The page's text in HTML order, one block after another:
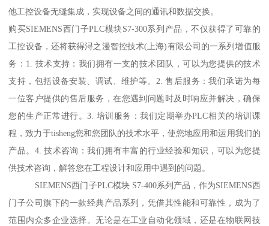
他工控设备无缝集成，实现设备之间的通讯和数据交换。
购买SIEMENS西门子PLC模块S7-300系列产品，不仅获得了可靠的
工控设备，还将获得浔之漫智控技术(上海)有限公司的一系列增值服
务：1. 技术支持：我们拥有一支的技术团队，可以为您提供的技术
支持，包括设备安装、调试、维护等。2. 售后服务：我们承诺为每
一位客户提供的售后服务，在您遇到问题时及时响应并解决，确保
您的生产正常进行。3. 培训服务：我们定期举办PLC相关的培训课
程，致力于tisheng您和您团队的技术水平，使您地应用和运用我们的
产品。4. 技术咨询：我们拥有丰富的行业经验和知识，可以为您提
供技术咨询，解答您在工程设计和应用中遇到的问题。
SIEMENS西门子PLC模块 S7-400系列产品，作为SIEMENS西
门子公司旗下的一款经典产品系列，凭借其性能和可靠性，成为了
范围内众多企业选择。无论是在工业自动化领域，还是在物联网技